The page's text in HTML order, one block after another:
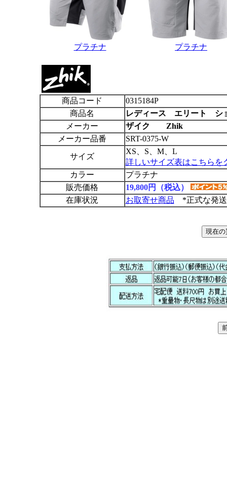
プラチナ プラチナ
商品コード
0315184P
商品名
レディース エリート シ
メーカー
ザイク Zhik
メーカー品番
SRT-0375-W
サイズ
XS、S、M、L
詳しいサイズ表はこちらを
カラー
プラチナ
販売価格
19,800円（税込）
在庫状況
お取寄せ商品 *正式な発送